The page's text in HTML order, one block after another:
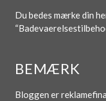
Du bedes mærke din
BEMÆRK
Bloggen er